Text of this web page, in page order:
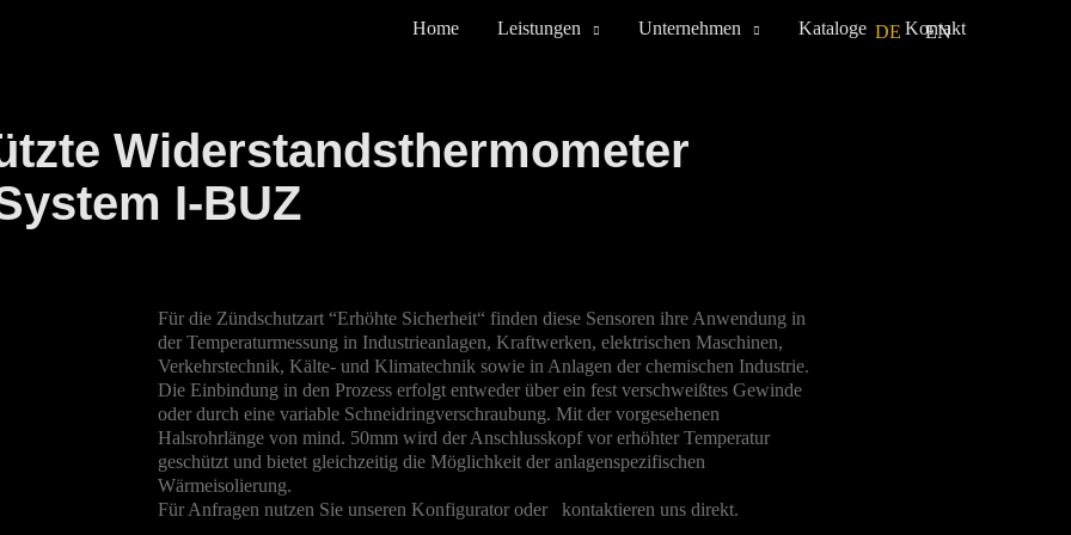
DE EN
Home Leistungen Unternehmen Kataloge Kontakt
Widerstandsthermometer
I-BUZ
Für die Zündschutzart “Erhöhte Sicherheit“ finden diese Sensoren ihre Anwendung in
der Temperaturmessung in Industrieanlagen, Kraftwerken, elektrischen Maschinen,
Verkehrstechnik, Kälte- und Klimatechnik sowie in Anlagen der chemischen Industrie.
Die Einbindung in den Prozess erfolgt entweder über ein fest verschweißtes Gewinde
oder durch eine variable Schneidringverschraubung. Mit der vorgesehenen
Halsrohrlänge von mind. 50mm wird der Anschlusskopf vor erhöhter Temperatur
geschützt und bietet gleichzeitig die Möglichkeit der anlagenspezifischen
Wärmeisolierung.
Für Anfragen nutzen Sie unseren Konfigurator oder kontaktieren uns direkt.